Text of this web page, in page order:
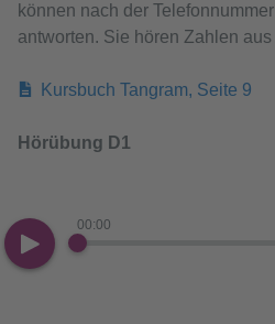
können nach der
antworten. Sie hören Zahlen
Kursbuch Tangram, Seite 9
Hörübung D1
00:00